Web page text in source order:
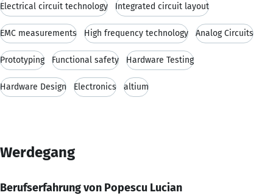
Electrical circuit technology Integrated circuit layout
EMC measurements High frequency technology Analog Circuits
Prototyping Functional safety Hardware Testing
Hardware Design Electronics altium
Werdegang
Berufserfahrung von Popescu Lucian